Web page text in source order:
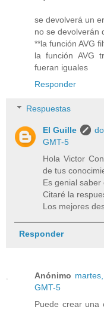
se devolverá un
no se devolverán
**la función AVG
la función AVG
fueran iguales
Responder
Respuestas
El Guille
GMT-5
Hola Victor
de tus
Es genial
Citaré la
Los mejores
Responder
Anónimo
GMT-5
Puede crear una